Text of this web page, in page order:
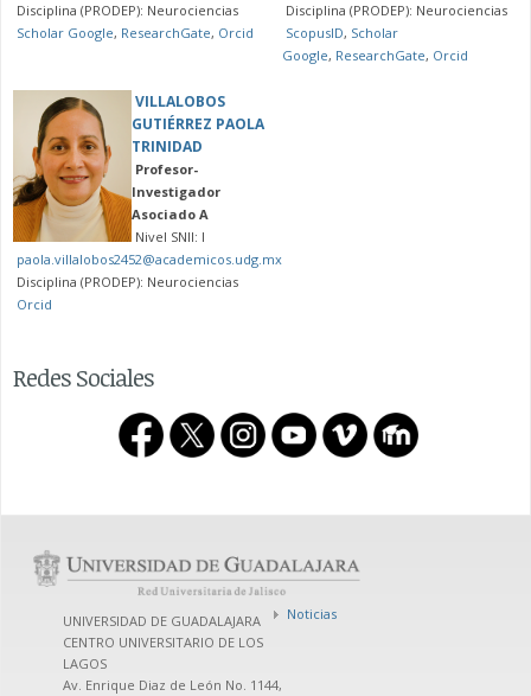
Disciplina (PRODEP): Neurociencias
Scholar Google, ResearchGate, Orcid
Disciplina (PRODEP): Neurociencias
ScopusID, Scholar
Google, ResearchGate, Orcid
VILLALOBOS
GUTIÉRREZ PAOLA
TRINIDAD
Profesor-
Investigador
Asociado A
Nivel SNII: I
paola.villalobos2452@academicos.udg.mx
Disciplina (PRODEP): Neurociencias
Orcid
Redes Sociales
UNIVERSIDAD DE GUADALAJARA
CENTRO UNIVERSITARIO DE LOS
LAGOS
Av. Enrique Diaz de León No. 1144,
Noticias